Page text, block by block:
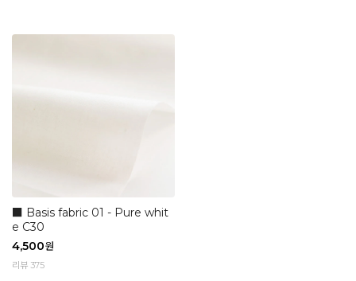
■ Basis fabric 01 - Pure whit
e C30
4,500원
리뷰 375